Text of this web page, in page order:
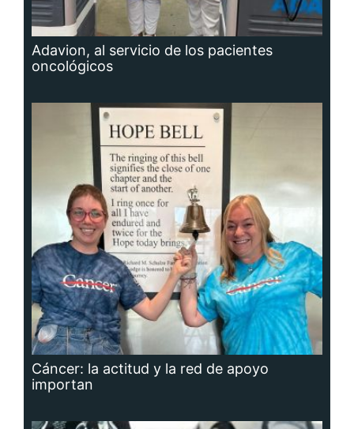
Adavion, al servicio de los pacientes
oncológicos
Cáncer: la actitud y la red de apoyo
importan